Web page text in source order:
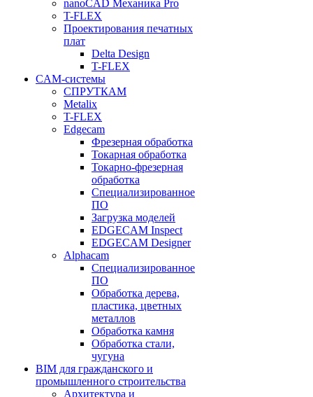
nanoCAD Механика Pro
T-FLEX
Проектирования печатных
плат
Delta Design
T-FLEX
CAM-системы
СПРУТКAM
Metalix
T-FLEX
Edgecam
Фрезерная обработка
Токарная обработка
Токарно-фрезерная
обработка
Специализированное
ПО
Загрузка моделей
EDGECAM Inspect
EDGECAM Designer
Alphacam
Специализированное
ПО
Обработка дерева,
пластика, цветных
металлов
Обработка камня
Обработка стали,
чугуна
BIM для гражданского и
промышленного строительства
Архитектура и